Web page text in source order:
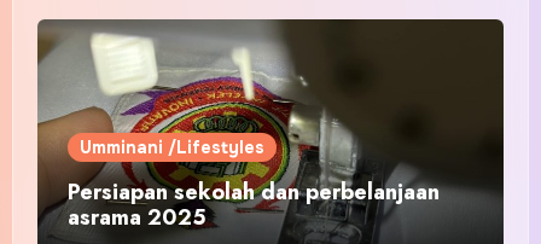
Umminani /Lifestyles
Persiapan sekolah dan perbelanjaan
asrama 2025